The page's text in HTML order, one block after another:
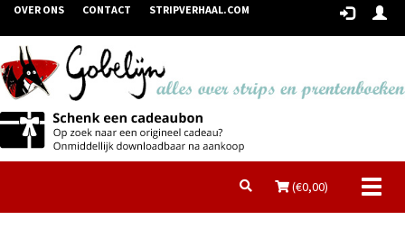
OVER ONS CONTACT STRIPVERHAAL.COM
(€0,00)